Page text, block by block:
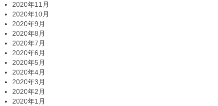
2020年11月
2020年10月
2020年9月
2020年8月
2020年7月
2020年6月
2020年5月
2020年4月
2020年3月
2020年2月
2020年1月